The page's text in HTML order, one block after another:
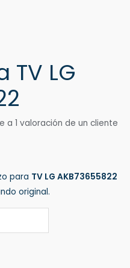
LG
a 1 valoración de un cliente
para TV LG AKB73655822
original.